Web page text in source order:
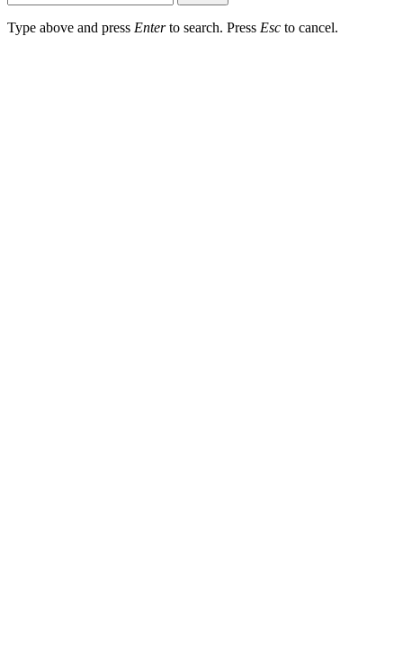
Type above and press Enterto search. Press Esc to cancel.